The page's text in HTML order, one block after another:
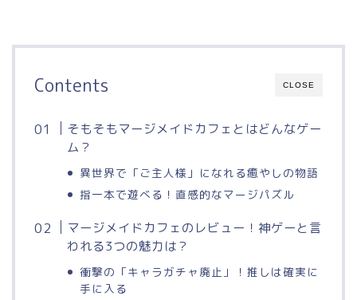
CLOSE
Contents
そもそもマージメイドカフェとはどんなゲー
ム？
異世界で「ご主人様」になれる癒やしの物語
指一本で遊べる！直感的なマージパズル
マージメイドカフェのレビュー！神ゲーと言
われる3つの魅力は？
衝撃の「キャラガチャ廃止」！推しは確実に
手に入る